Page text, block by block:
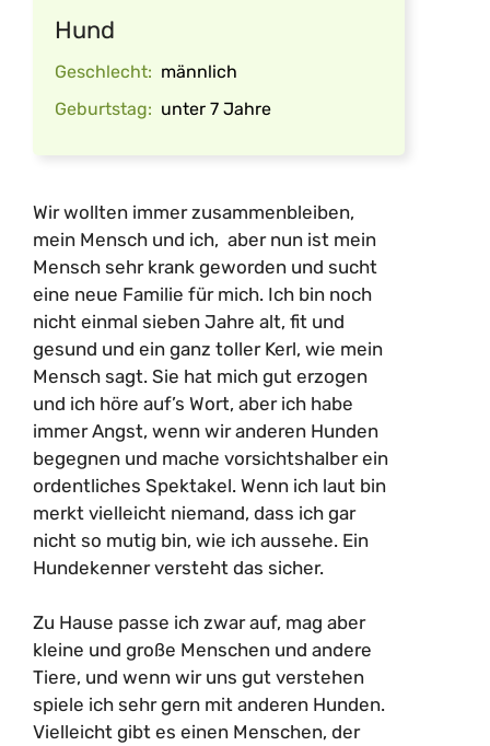
Hund
Geschlecht: männlich
Geburtstag: unter 7 Jahre
Wir wollten immer zusammenbleiben,
mein Mensch und ich, aber nun ist mein
Mensch sehr krank geworden und sucht
eine neue Familie für mich. Ich bin noch
nicht einmal sieben Jahre alt, fit und
gesund und ein ganz toller Kerl, wie mein
Mensch sagt. Sie hat mich gut erzogen
und ich höre auf’s Wort, aber ich habe
immer Angst, wenn wir anderen Hunden
begegnen und mache vorsichtshalber ein
ordentliches Spektakel. Wenn ich laut bin
merkt vielleicht niemand, dass ich gar
nicht so mutig bin, wie ich aussehe. Ein
Hundekenner versteht das sicher.
Zu Hause passe ich zwar auf, mag aber
kleine und große Menschen und andere
Tiere, und wenn wir uns gut verstehen
spiele ich sehr gern mit anderen Hunden.
Vielleicht gibt es einen Menschen, der